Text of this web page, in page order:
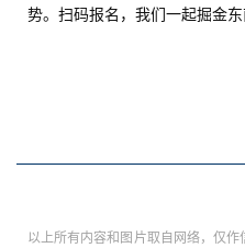
势。扫码报名，我们一起掘金东
以上所有内容和图片取自网络，仅